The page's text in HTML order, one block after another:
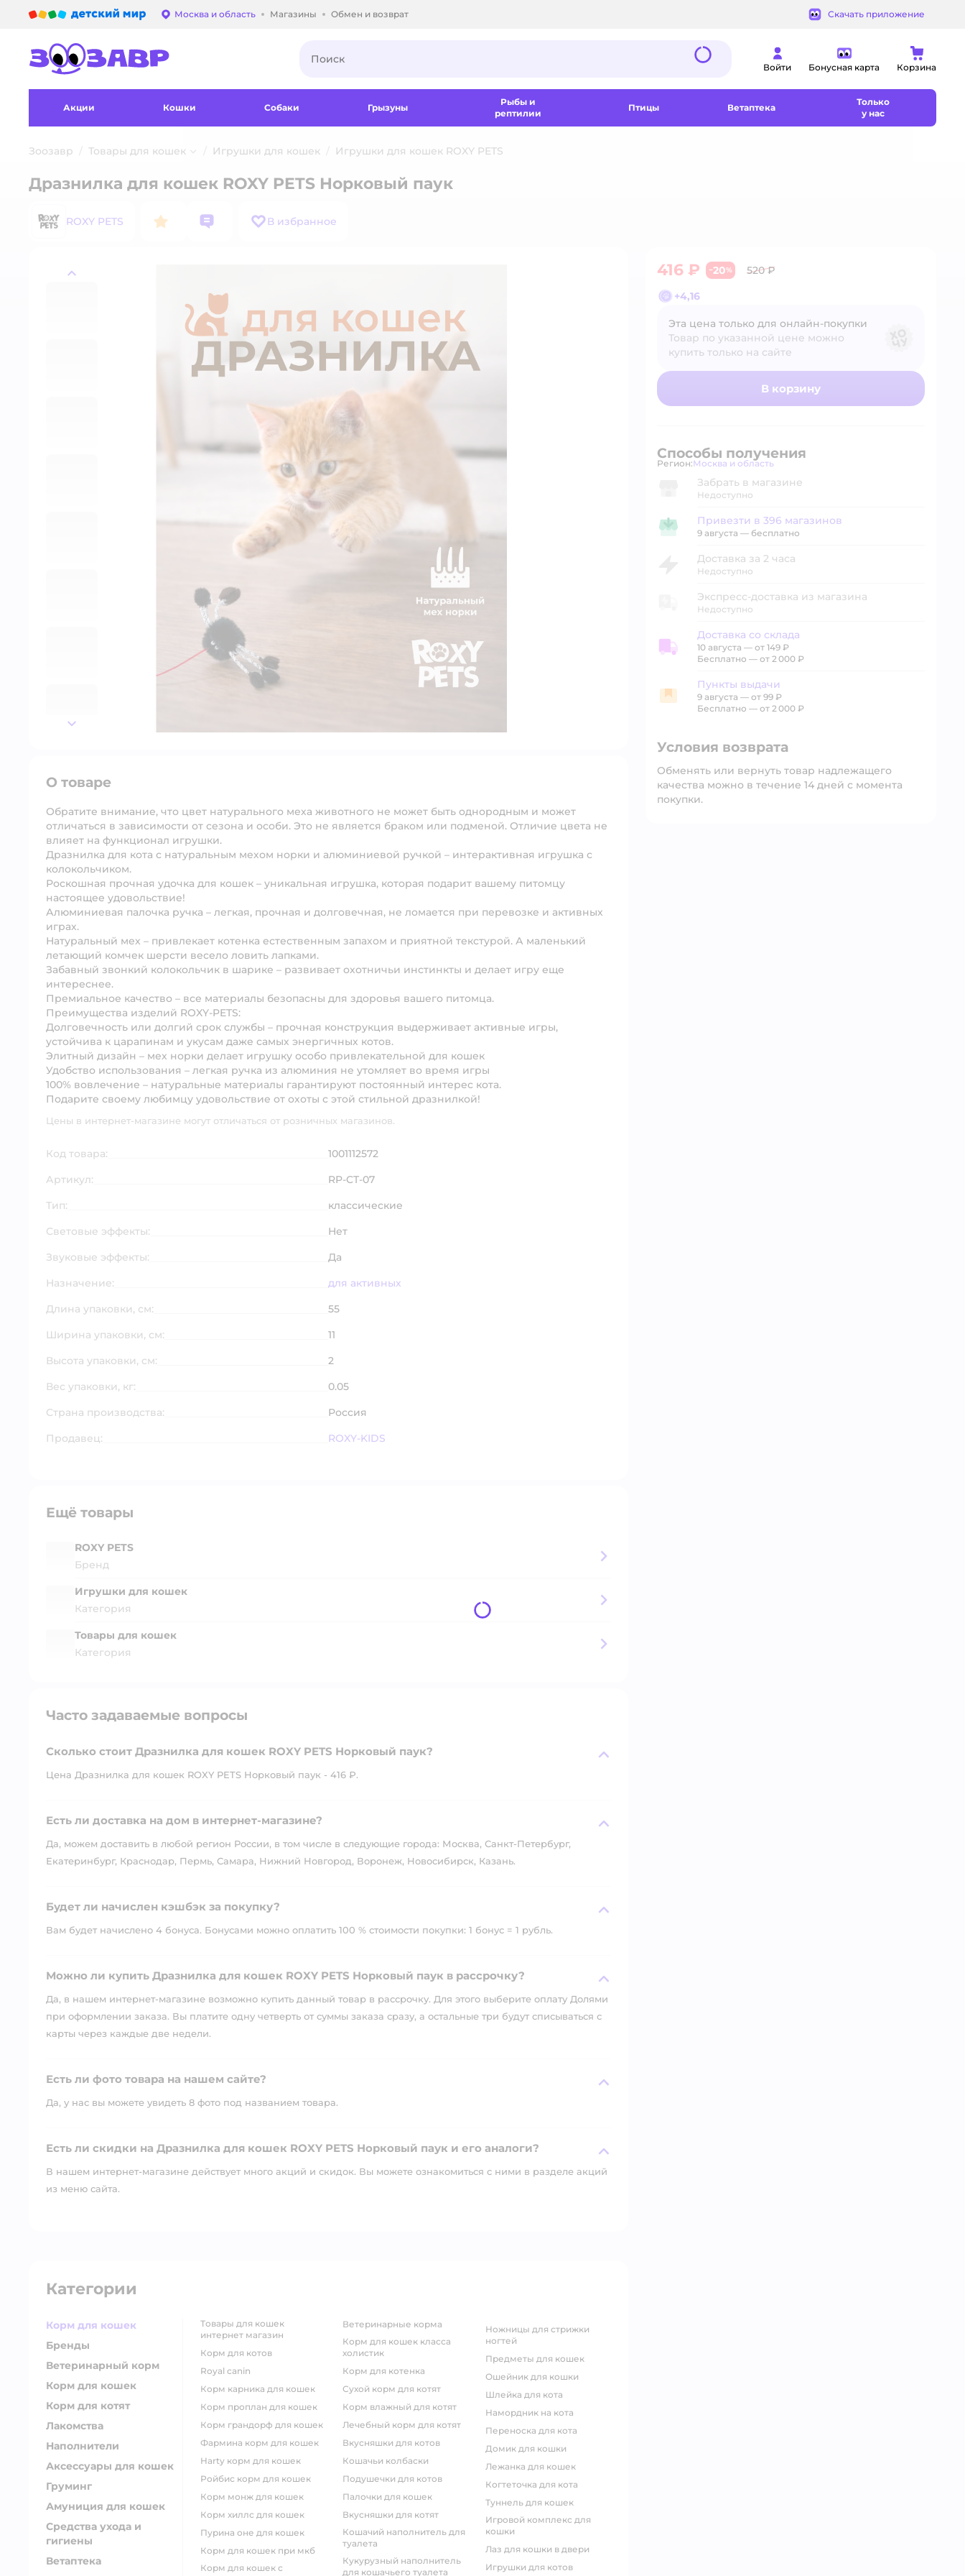
Выбор адреса доставки.
Москва и область Магазины Обмен и возврат Скачать приложение
Войти Бонусная карта Корзина
Акции Кошки Собаки Грызуны
Рыбы и
рептилии
Птицы Ветаптека
Только
у нас
Зоозавр Товары для кошек Игрушки для кошек Игрушки для кошек ROXY PETS
назад
далее
Дразнилка для кошек ROXY PETS Норковый паук
ROXY PETS В избранное
416 ₽ −20%
520 ₽
+4,16
Эта цена только для онлайн‑покупки
Товар по указанной цене можно
купить только на сайте
В корзину
Способы получения
Регион: Выбор адреса доставки.
Москва и область
Забрать в магазине
Недоступно
Привезти в магазин
Привезти в 396 магазинов
9 августа — бесплатно
Доставка за 2 часа
Недоступно
Экспресс-доставка из магазина
Недоступно
Доставка со склада
Доставка со склада
10 августа — от 149 ₽
Бесплатно — от 2 000 ₽
Пункты выдачи
Пункты выдачи
9 августа — от 99 ₽
Бесплатно — от 2 000 ₽
Условия возврата
Обменять или вернуть товар надлежащего
качества можно в течение 14 дней с момента
покупки.
О товаре
Обратите внимание, что цвет натурального меха животного не может быть однородным и может
отличаться в зависимости от сезона и особи. Это не является браком или подменой. Отличие цвета не
влияет на функционал игрушки.
Дразнилка для кота с натуральным мехом норки и алюминиевой ручкой – интерактивная игрушка с
колокольчиком.
Роскошная прочная удочка для кошек – уникальная игрушка, которая подарит вашему питомцу
настоящее удовольствие!
Алюминиевая палочка ручка – легкая, прочная и долговечная, не ломается при перевозке и активных
играх.
Натуральный мех – привлекает котенка естественным запахом и приятной текстурой. А маленький
летающий комчек шерсти весело ловить лапками.
Забавный звонкий колокольчик в шарике – развивает охотничьи инстинкты и делает игру еще
интереснее.
Премиальное качество – все материалы безопасны для здоровья вашего питомца.
Преимущества изделий ROXY-PETS:
Долговечность или долгий срок службы – прочная конструкция выдерживает активные игры,
устойчива к царапинам и укусам даже самых энергичных котов.
Элитный дизайн – мех норки делает игрушку особо привлекательной для кошек
Удобство использования – легкая ручка из алюминия не утомляет во время игры
100% вовлечение – натуральные материалы гарантируют постоянный интерес кота.
Подарите своему любимцу удовольствие от охоты с этой стильной дразнилкой!
Цены в интернет-магазине могут отличаться от розничных магазинов.
Код товара:
1001112572
Артикул:
RP-CT-07
Тип:
классические
Световые эффекты:
Нет
Звуковые эффекты:
Да
Назначение:
для активных
Длина упаковки, см:
55
Ширина упаковки, см:
11
Высота упаковки, см:
2
Вес упаковки, кг:
0.05
Страна производства:
Россия
Продавец:
ROXY-KIDS
Ещё товары
ROXY PETS
Бренд
Игрушки для кошек
Категория
Товары для кошек
Категория
Часто задаваемые вопросы
Сколько стоит Дразнилка для кошек ROXY PETS Норковый паук?
Цена Дразнилка для кошек ROXY PETS Норковый паук - 416 ₽.
Есть ли доставка на дом в интернет-магазине?
Да, можем доставить в любой регион России, в том числе в следующие города: Москва, Санкт-Петербург,
Екатеринбург, Краснодар, Пермь, Самара, Нижний Новгород, Воронеж, Новосибирск, Казань.
Будет ли начислен кэшбэк за покупку?
Вам будет начислено 4 бонуса. Бонусами можно оплатить 100 % стоимости покупки: 1 бонус = 1 рубль.
Можно ли купить Дразнилка для кошек ROXY PETS Норковый паук в рассрочку?
Да, в нашем интернет-магазине возможно купить данный товар в рассрочку. Для этого выберите оплату Долями
при оформлении заказа. Вы платите одну четверть от суммы заказа сразу, а остальные три будут списываться с
карты через каждые две недели.
Есть ли фото товара на нашем сайте?
Да, у нас вы можете увидеть 8 фото под названием товара.
Есть ли скидки на Дразнилка для кошек ROXY PETS Норковый паук и его аналоги?
В нашем интернет-магазине действует много акций и скидок. Вы можете ознакомиться с ними в разделе акций
из меню сайта.
Категории
Корм для кошек
Бренды
Ветеринарный корм
Корм для кошек
Корм для котят
Лакомства
Наполнители
Аксессуары для кошек
Груминг
Амуниция для кошек
Средства ухода и
гигиены
Ветаптека
товары для кошек
интернет магазин
корм для котов
royal canin
корм карника для кошек
корм проплан для кошек
корм грандорф для кошек
фармина корм для кошек
harty корм для кошек
ройбис корм для кошек
корм монж для кошек
корм хиллс для кошек
пурина оне для кошек
корм для кошек при мкб
корм для кошек с
ветеринарные корма
корм для кошек класса
холистик
корм для котенка
сухой корм для котят
корм влажный для котят
лечебный корм для котят
вкусняшки для котов
кошачьи колбаски
подушечки для котов
палочки для кошек
вкусняшки для котят
кошачий наполнитель для
туалета
кукурузный наполнитель
для кошачьего туалета
ножницы для стрижки
ногтей
предметы для кошек
ошейник для кошки
шлейка для кота
намордник на кота
переноска для кота
домик для кошки
лежанка для кошек
когтеточка для кота
туннель для кошек
игровой комплекс для
кошки
лаз для кошки в двери
игрушки для котов